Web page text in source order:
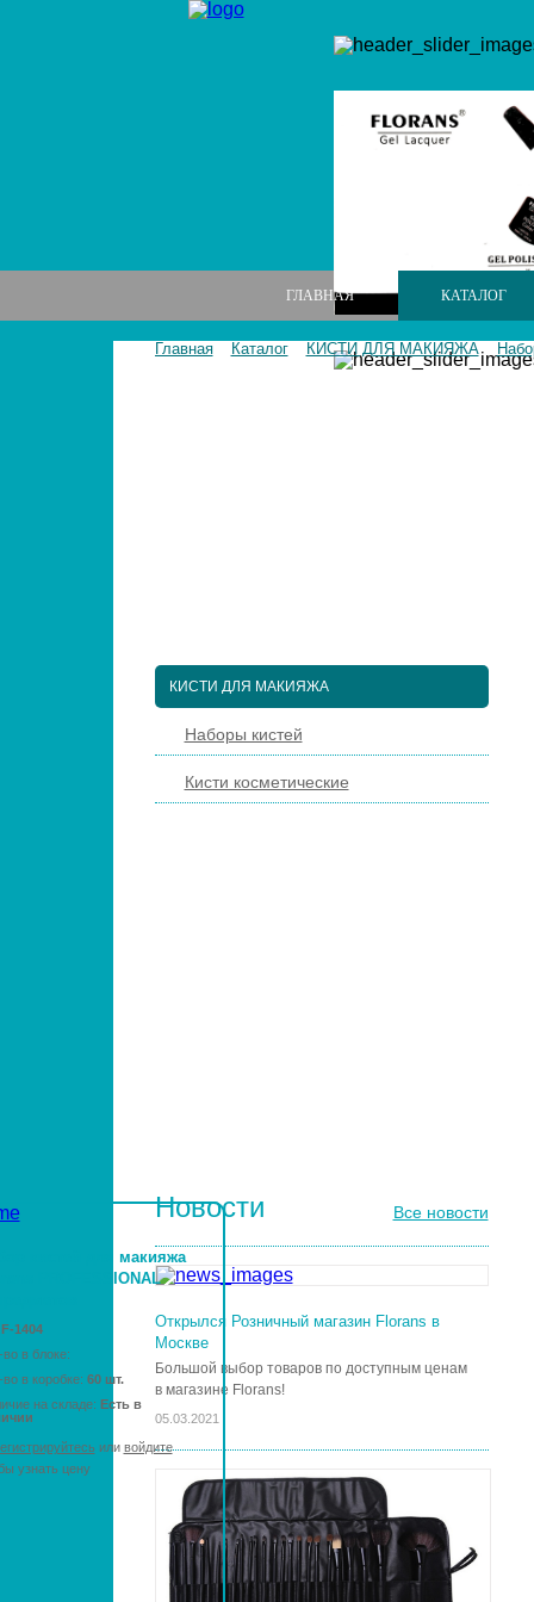
ГЛАВНАЯ КАТАЛОГ
Главная Каталог КИСТИ ДЛЯ МАКИЯЖА
КИСТИ ДЛЯ МАКИЯЖА
Наборы кистей
Кисти косметические
Новости Все новости
Открылся Розничный магазин Florans в
Москве
Большой выбор товаров по доступным ценам
в магазине Florans!
05.03.2021
кистей для макияжа
PROFESSIONAL
F-1404
в блоке:
в коробке: 60 шт.
на складе: Есть в
или войдите
узнать цену